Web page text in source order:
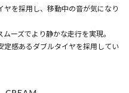
を採用し、移動中の音が気になり
ーズでより静かな走行を実現。
定感あるダブルタイヤを採用してい